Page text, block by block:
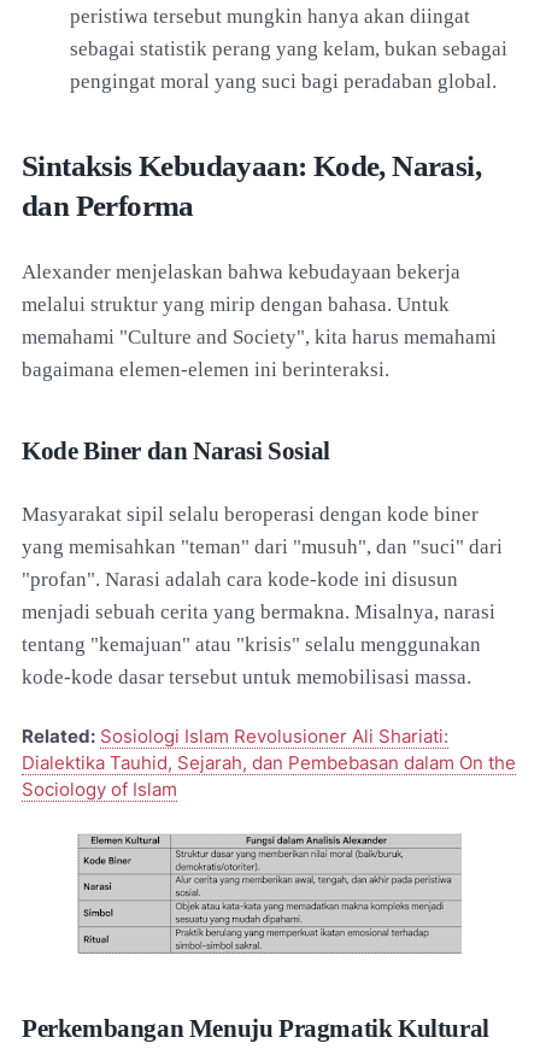
peristiwa tersebut mungkin hanya akan diingat
sebagai statistik perang yang kelam, bukan sebagai
pengingat moral yang suci bagi peradaban global.
Sintaksis Kebudayaan: Kode, Narasi,
dan Performa
Alexander menjelaskan bahwa kebudayaan bekerja
melalui struktur yang mirip dengan bahasa. Untuk
memahami "Culture and Society", kita harus memahami
bagaimana elemen-elemen ini berinteraksi.
Kode Biner dan Narasi Sosial
Masyarakat sipil selalu beroperasi dengan kode biner
yang memisahkan "teman" dari "musuh", dan "suci" dari
"profan". Narasi adalah cara kode-kode ini disusun
menjadi sebuah cerita yang bermakna. Misalnya, narasi
tentang "kemajuan" atau "krisis" selalu menggunakan
kode-kode dasar tersebut untuk memobilisasi massa.
Related: Sosiologi Islam Revolusioner Ali Shariati:
Dialektika Tauhid, Sejarah, dan Pembebasan dalam On the
Sociology of Islam
Perkembangan Menuju Pragmatik Kultural